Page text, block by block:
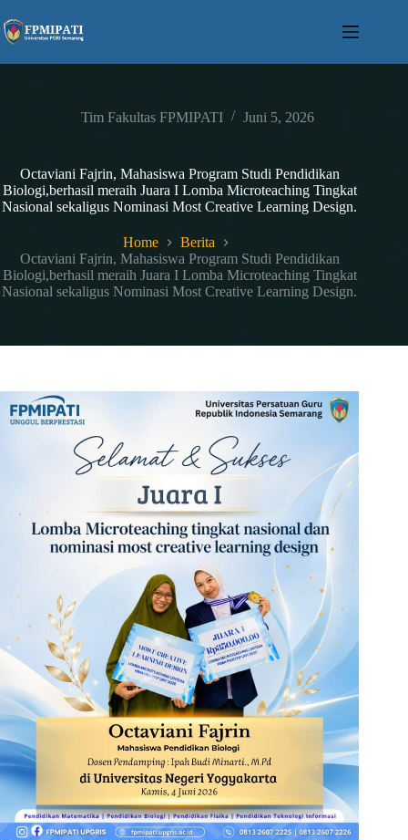
to
content
Tim Fakultas FPMIPATI Juni 5, 2026
Octaviani Fajrin, Mahasiswa Program Studi Pendidikan
Biologi,berhasil meraih Juara I Lomba Microteaching Tingkat
Nasional sekaligus Nominasi Most Creative Learning Design.
Home
Berita
Octaviani Fajrin, Mahasiswa Program Studi Pendidikan
Biologi,berhasil meraih Juara I Lomba Microteaching Tingkat
Nasional sekaligus Nominasi Most Creative Learning Design.